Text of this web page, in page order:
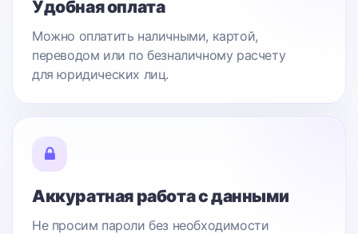
Удобная оплата
Можно оплатить наличными, картой,
переводом или по безналичному расчету
для юридических лиц.
Аккуратная работа с данными
Не просим пароли без необходимости